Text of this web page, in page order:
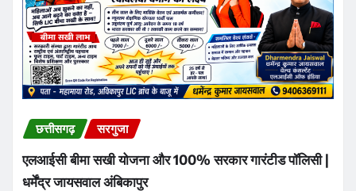
छत्तीसगढ़ सरगुजा
एलआईसी बीमा सखी योजना और 100% सरकार गारंटीड पॉलिसी |
धर्मेंद्र जायसवाल अंबिकापुर